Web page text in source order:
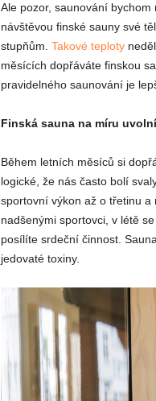
Ale pozor, saunování
návštěvou finské sauny své
stupňům. Takové teploty
měsících dopřáváte finskou
pravidelného saunování je
Finská sauna na míru
Během letních měsíců si
logické, že nás často bolí
sportovní výkon až o třetinu
nadšenými sportovci, v létě
posílíte srdeční činnost.
jedovaté toxiny.